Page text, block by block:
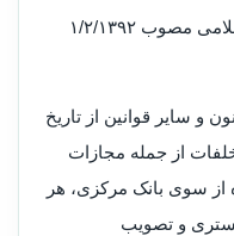
ماده۵- ماده (۲۸) قانون مجازات اسلامی مصوب ۱/۲/۱۳۹۲
و سایر قوانین از تاریخ
از جمله مجازات
از سوی بانک مرکزی، هر
و تصویب